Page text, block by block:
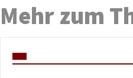
Mehr zum